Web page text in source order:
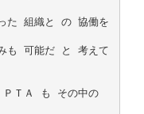
た 組織と の 協働を
も 可能だ と 考えて
ＴＡ も その中の